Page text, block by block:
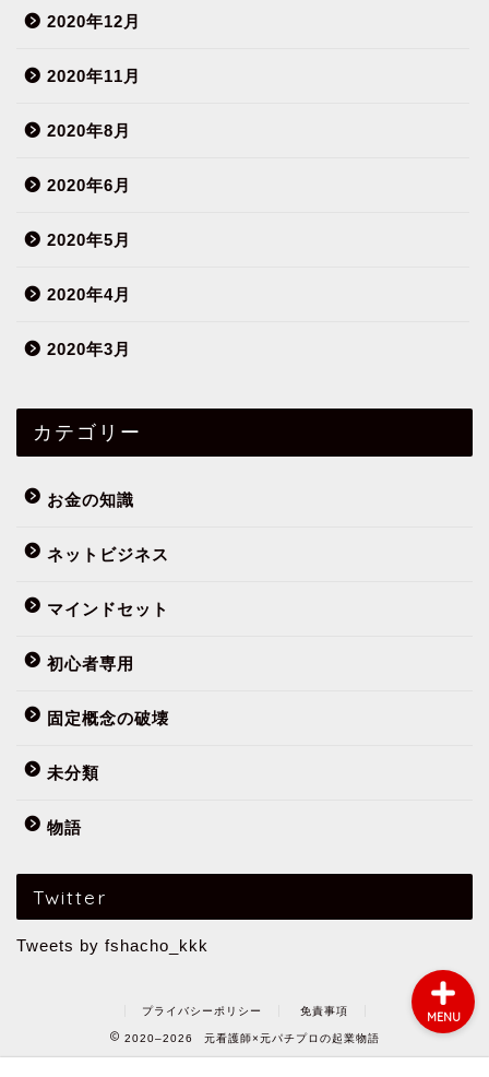
2020年12月
2020年11月
2020年8月
2020年6月
2020年5月
2020年4月
2020年3月
カテゴリー
お金の知識
ネットビジネス
マインドセット
初心者専用
固定概念の破壊
未分類
物語
Twitter
Tweets by fshacho_kkk
プライバシーポリシー 免責事項
2020–2026 元看護師×元パチプロの起業物語
MENU